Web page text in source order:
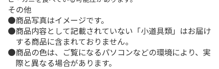
その他
商品写真はイメージです。
商品内容として記載されていない「小道具類」はお届け
する商品に含まれておりません。
商品の色は、ご覧になるパソコンなどの環境により、実
際と異なる場合があります。